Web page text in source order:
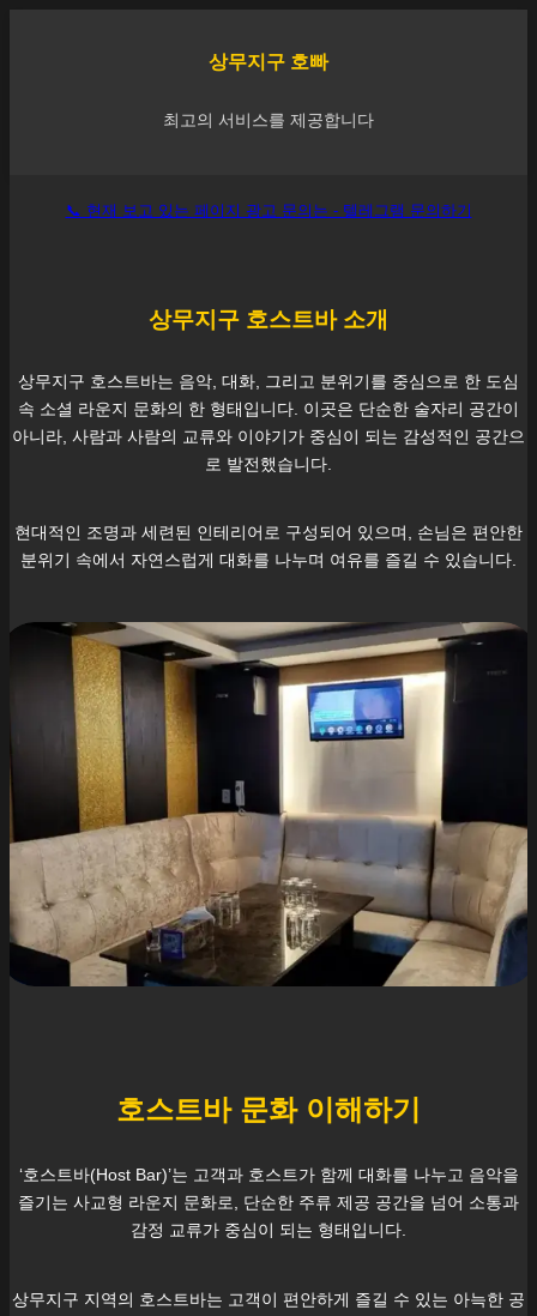
상무지구 호빠
최고의 서비스를 제공합니다
📞 현재 보고 있는 페이지 광고 문의는 - 텔레그램 문의하기
상무지구 호스트바 소개
상무지구 호스트바는 음악, 대화, 그리고 분위기를 중심으로 한 도심
속 소셜 라운지 문화의 한 형태입니다. 이곳은 단순한 술자리 공간이
아니라, 사람과 사람의 교류와 이야기가 중심이 되는 감성적인 공간으
로 발전했습니다.
현대적인 조명과 세련된 인테리어로 구성되어 있으며, 손님은 편안한
분위기 속에서 자연스럽게 대화를 나누며 여유를 즐길 수 있습니다.
호스트바 문화 이해하기
‘호스트바(Host Bar)’는 고객과 호스트가 함께 대화를 나누고 음악을
즐기는 사교형 라운지 문화로, 단순한 주류 제공 공간을 넘어 소통과
감정 교류가 중심이 되는 형태입니다.
상무지구 지역의 호스트바는 고객이 편안하게 즐길 수 있는 아늑한 공